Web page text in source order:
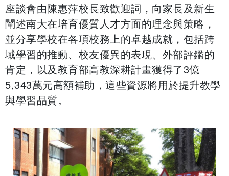
座談會由陳惠萍校長致歡迎詞，向家長及新生
闡述南大在培育優質人才方面的理念與策略，
並分享學校在各項校務上的卓越成就，包括跨
域學習的推動、校友優異的表現、外部評鑑的
肯定，以及教育部高教深耕計畫獲得了3億
5,343萬元高額補助，這些資源將用於提升教學
與學習品質。